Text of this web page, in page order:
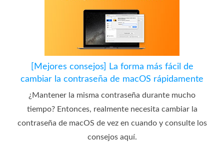
[Mejores consejos] La forma más fácil de
cambiar la contraseña de macOS rápidamente
¿Mantener la misma contraseña durante mucho
tiempo? Entonces, realmente necesita cambiar la
contraseña de macOS de vez en cuando y consulte los
consejos aquí.